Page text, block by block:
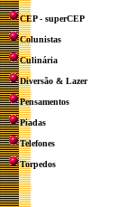
CEP - superCEP
Colunistas
Culinária
Diversão & Lazer
Pensamentos
Piadas
Telefones
Torpedos